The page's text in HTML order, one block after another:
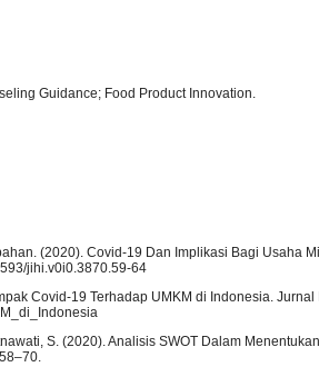
Guidance; Food Product Innovation.
(2020). Covid-19 Dan Implikasi Bagi Usaha
jihi.v0i0.3870.59-64
Covid-19 Terhadap UMKM di Indonesia.
S. (2020). Analisis SWOT Dalam